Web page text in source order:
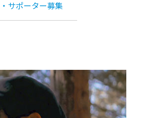
サポーター募集